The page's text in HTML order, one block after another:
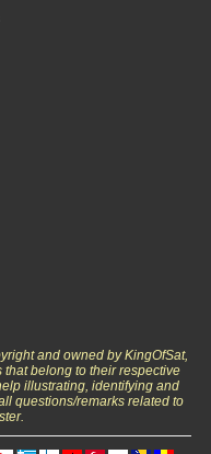
and owned by KingOfSat,
belong to their respective
illustrating, identifying and
questions/remarks related to